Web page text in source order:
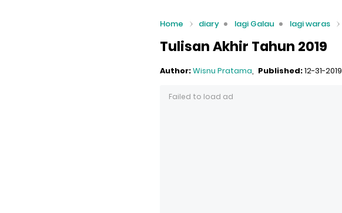
Home diary lagi Galau lagi waras
Tulisan Akhir Tahun 2019
Author:Wisnu Pratama Published:12-31-2019
Failed to load ad